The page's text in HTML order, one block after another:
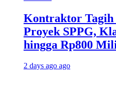
Kontraktor Tagih
Proyek SPPG,
hingga Rp800
2 days ago ago